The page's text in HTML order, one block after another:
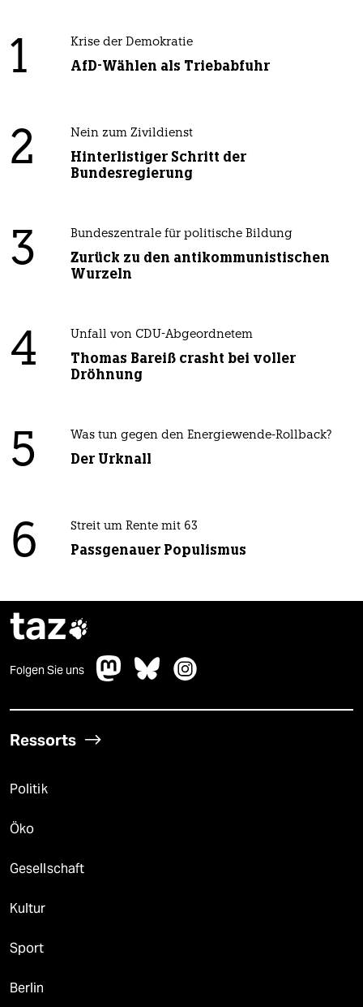
1 Krise der Demokratie
AfD-Wählen als Triebabfuhr
2 Nein zum Zivildienst
Hinterlistiger Schritt der
Bundesregierung
3 Bundeszentrale für politische Bildung
Zurück zu den antikommunistischen
Wurzeln
4 Unfall von CDU-Abgeordnetem
Thomas Bareiß crasht bei voller
Dröhnung
5 Was tun gegen den Energiewende-Rollback?
Der Urknall
6 Streit um Rente mit 63
Passgenauer Populismus
taz
Folgen Sie uns
Ressorts
Politik
Öko
Gesellschaft
Kultur
Sport
Berlin